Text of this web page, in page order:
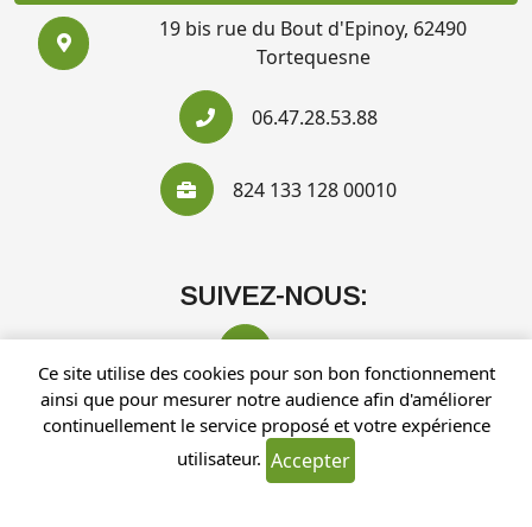
19 bis rue du Bout d'Epinoy, 62490
Tortequesne
06.47.28.53.88
824 133 128 00010
SUIVEZ-NOUS:
Recherches fréquentes
Ce site utilise des cookies pour son bon fonctionnement
ainsi que pour mesurer notre audience afin d'améliorer
continuellement le service proposé et votre expérience
utilisateur. Accepter